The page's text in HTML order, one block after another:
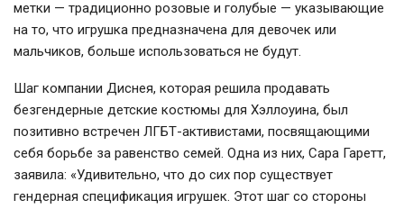
метки — традиционно розовые и голубые — указывающие
на то, что игрушка предназначена для девочек или
мальчиков, больше использоваться не будут.
Шаг компании Диснея, которая решила продавать
безгендерные детские костюмы для Хэллоуина, был
позитивно встречен ЛГБТ-активистами, посвящающими
себя борьбе за равенство семей. Одна из них, Сара Гаретт,
заявила: «Удивительно, что до сих пор существует
гендерная спецификация игрушек. Этот шаг со стороны